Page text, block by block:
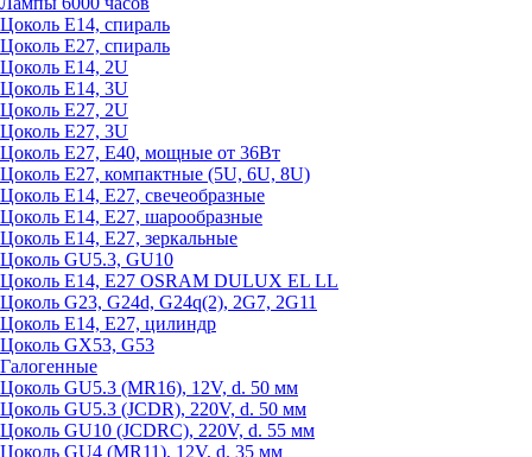
Цоколь Е14, спираль
Цоколь Е27, спираль
Цоколь Е14, 2U
Цоколь Е14, 3U
Цоколь Е27, 2U
Цоколь Е27, 3U
Цоколь Е27, Е40, мощные от 36Вт
Цоколь Е27, компактные (5U, 6U, 8U)
Цоколь Е14, Е27, свечеобразные
Цоколь Е14, Е27, шарообразные
Цоколь Е14, Е27, зеркальные
Цоколь GU5.3, GU10
Цоколь Е14, Е27 OSRAM DULUX EL LL
Цоколь G23, G24d, G24q(2), 2G7, 2G11
Цоколь Е14, Е27, цилиндр
Цоколь GX53, G53
Галогенные
Цоколь GU5.3 (MR16), 12V, d. 50 мм
Цоколь GU5.3 (JCDR), 220V, d. 50 мм
Цоколь GU10 (JCDRC), 220V, d. 55 мм
Цоколь GU4 (MR11), 12V, d. 35 мм